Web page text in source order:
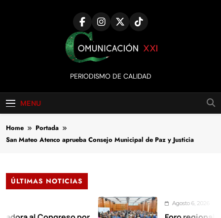
Comunicación
XXI
PERIODISMO DE CALIDAD
MENU
Home
Portada
San Mateo Atenco aprueba Consejo Municipal de Paz y Justicia
ÚLTIMAS NOTICIAS
Agosto 6, 2026